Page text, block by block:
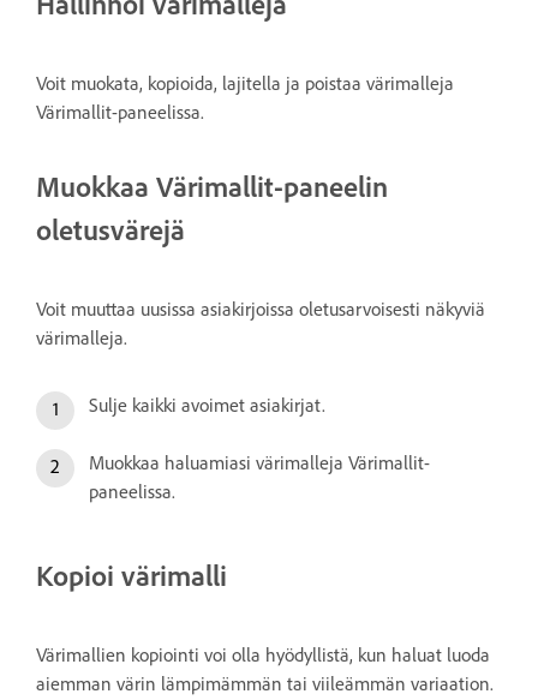
Voit muokata, kopioida, lajitella ja poistaa värimalleja
Värimallit-paneelissa.
Muokkaa Värimallit-paneelin
oletusvärejä
Voit muuttaa uusissa asiakirjoissa oletusarvoisesti näkyviä
värimalleja.
Sulje kaikki avoimet asiakirjat.
Muokkaa haluamiasi värimalleja Värimallit-
paneelissa.
Kopioi värimalli
Värimallien kopiointi voi olla hyödyllistä, kun haluat luoda
aiemman värin lämpimämmän tai viileämmän variaation.